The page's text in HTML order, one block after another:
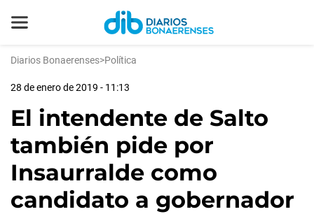
Diarios Bonaerenses>Política
28 de enero de 2019 - 11:13
El intendente de Salto
también pide por
Insaurralde como
candidato a gobernador